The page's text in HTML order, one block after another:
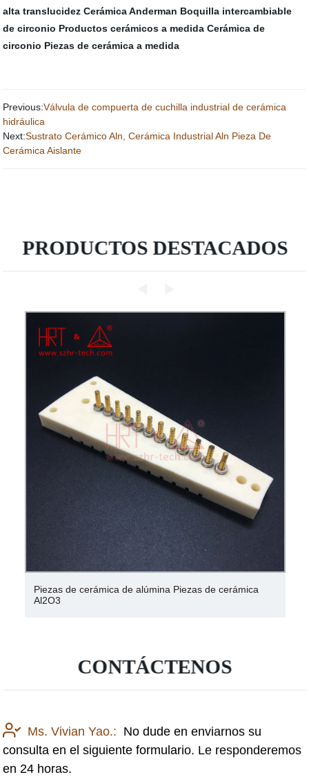
alta translucidez Cerámica Anderman Boquilla intercambiable
de circonio Productos cerámicos a medida Cerámica de
circonio Piezas de cerámica a medida
Previous:Válvula de compuerta de cuchilla industrial de cerámica
hidráulica
Next:Sustrato Cerámico Aln, Cerámica Industrial Aln Pieza De
Cerámica Aislante
PRODUCTOS DESTACADOS
Piezas de cerámica de alúmina Piezas de cerámica
Al2O3
CONTÁCTENOS
Ms. Vivian Yao.: No dude en enviarnos su
consulta en el siguiente formulario. Le responderemos
en 24 horas.